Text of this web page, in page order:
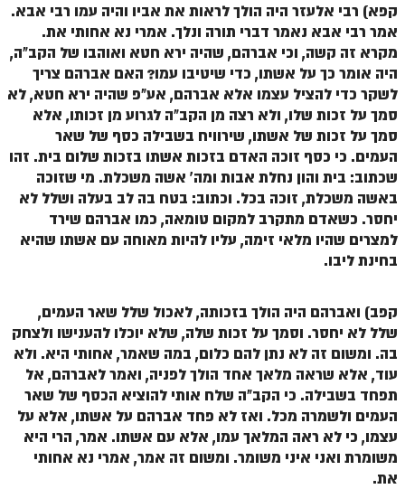
אודות אתר הזוהר היומי
ספר הזוהר
גדולי ישראל על הזוהר
אפליקציית ספר הזוהר הקדוש
הקדשות על דיסקים
לאתר הבית
לבלוג הרב
לדף היומי בתע"ס
הזמן סט זוהר
הזמן סט זוהר
ספרים להורדה
קפא) רבי אלעזר היה הולך לראות את אביו והיה עמו רבי אבא.
אמר רבי אבא נאמר דברי תורה ונלך. אמרי נא אחותי את.
מקרא זה קשה, וכי אברהם, שהיה ירא חטא ואוהבו של הקב"ה,
היה אומר כך על אשתו, כדי שיטיבו עמו? האם אברהם צריך
לשקר כדי להציל עצמו אלא אברהם, אע"פ שהיה ירא חטא, לא
סמך על זכות שלו, ולא רצה מן הקב"ה לגרוע מן זכותו, אלא
סמך על זכות של אשתו, שירוויח בשבילה כסף של שאר
העמים. כי כסף זוכה האדם בזכות אשתו בזכות שלום בית. זהו
שכתוב: בית והון נחלת אבות ומה' אשה משכלת. מי שזוכה
באשה משכלת, זוכה בכל. וכתוב: בטח בה לב בעלה ושלל לא
יחסר. כשאדם מתקרב למקום טומאה, כמו אברהם שירד
למצרים שהיו מלאי זימה, עליו להיות מאוחה עם אשתו שהיא
בחינת ליבו.
קפב) ואברהם היה הולך בזכותה, לאכול שלל שאר העמים,
שלל לא יחסר. וסמך על זכות שלה, שלא יוכלו להענישו ולצחק
בה. ומשום זה לא נתן להם כלום, במה שאמר, אחותי היא. ולא
עוד, אלא שראה מלאך אחד הולך לפניה, ואמר לאברהם, אל
תפחד בשבילה. כי הקב"ה שלח אותי להוציא הכסף של שאר
העמים ולשמרה מכל. ואז לא פחד אברהם על אשתו, אלא על
עצמו, כי לא ראה המלאך עמו, אלא עם אשתו. אמר, הרי היא
משומרת ואני איני משומר. ומשום זה אמר, אמרי נא אחותי
את.